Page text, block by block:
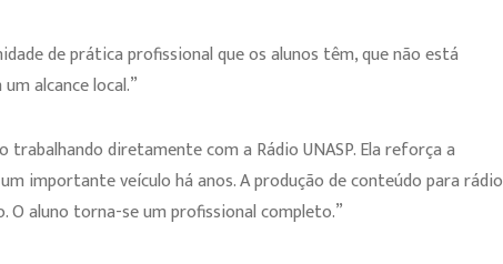
de prática profissional que os alunos têm, que não está
alcance local.”
diretamente com a Rádio UNASP. Ela reforça a
importante veículo há anos. A produção de conteúdo para rádio
O aluno torna-se um profissional completo.”